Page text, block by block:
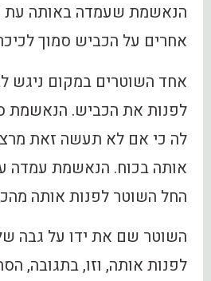
הנאשמת שעמדה באותה עת
אחרים על הכביש סמוך
אחד השוטרים במקום ניגש
לפנות את הכביש. הנאשמת
לה כי אם לא תעשה זאת
אותה בכוח. הנאשמת עמדה
החל השוטר לפנות אותה
השוטר שם את ידו על גבה
לפנות אותה, וזו, בתגובה,